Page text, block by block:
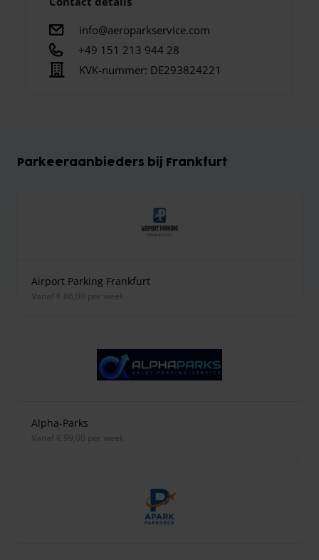
info@aeroparkservice.com
+49 151 213 944 28
KVK-nummer: DE293824221
Parkeeraanbieders bij Frankfurt
Airport Parking Frankfurt
vanaf € 86,00 per week
Alpha-Parks
vanaf € 99,00 per week